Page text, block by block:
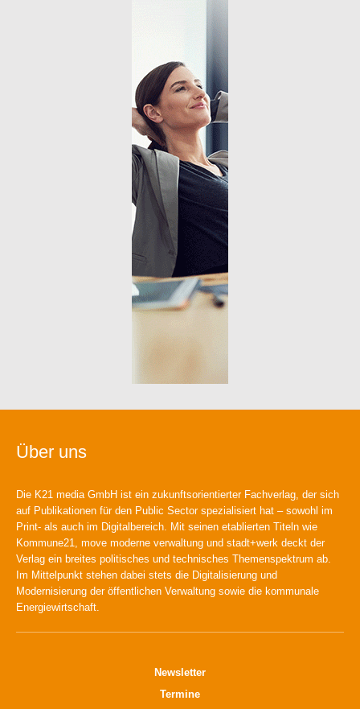
Über uns
Die K21 media GmbH ist ein zukunftsorientierter Fachverlag, der sich
auf Publikationen für den Public Sector spezialisiert hat – sowohl im
Print- als auch im Digitalbereich. Mit seinen etablierten Titeln wie
Kommune21, move moderne verwaltung und stadt+werk deckt der
Verlag ein breites politisches und technisches Themenspektrum ab.
Im Mittelpunkt stehen dabei stets die Digitalisierung und
Modernisierung der öffentlichen Verwaltung sowie die kommunale
Energiewirtschaft.
Newsletter
Termine